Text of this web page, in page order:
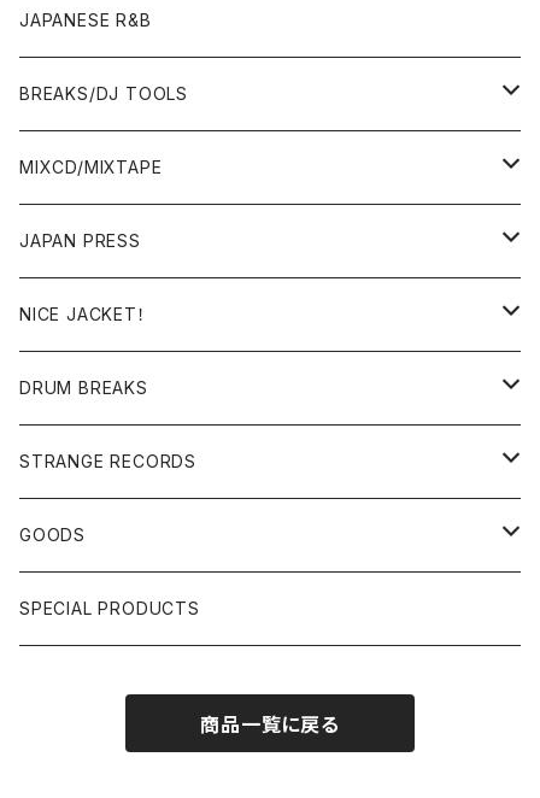
OTHERS
JAPANESE R&B
BREAKS/DJ TOOLS
BREAKS/MEGAMIX/CUT UP
RE-EDIT/DJ TOOLS
MIXCD/MIXTAPE
MIXCD
日本語ラップ
JAPANESE DJ
MIXTAPE
JAPAN PRESS
LP(+ OBI)
7"/12"
NICE JACKET！
DONUTS 45
GIRLS
HIPHOP CLASSIC GALLERY
日本語ラップ CLASSIC GALLERY
DRUM BREAKS
US/UK/OTHERS
JAPANESE
STRANGE RECORDS
DRUM DRUM DRUM/KARAOKE
パチソン/AUDIO CHECK/LIBRARY
GOODS
BOOK
SPECIAL PRODUCTS
商品一覧に戻る